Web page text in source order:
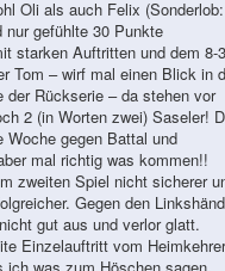
Oli als auch Felix (Sonderlob:
nur gefühlte 30 Punkte
starken Auftritten und dem 8-
Tom – wirf mal einen Blick in
der Rückserie – da stehen vor
2 (in Worten zwei) Saseler!
Woche gegen Battal und
mal richtig was kommen!!
zweiten Spiel nicht sicherer
Gegen den
gut aus und verlor glatt.
Einzelauftritt vom